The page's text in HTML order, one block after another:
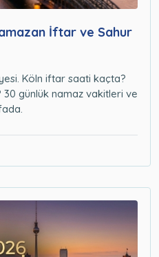
İftar ve Sahur
Köln iftar saati kaçta?
günlük namaz vakitleri ve